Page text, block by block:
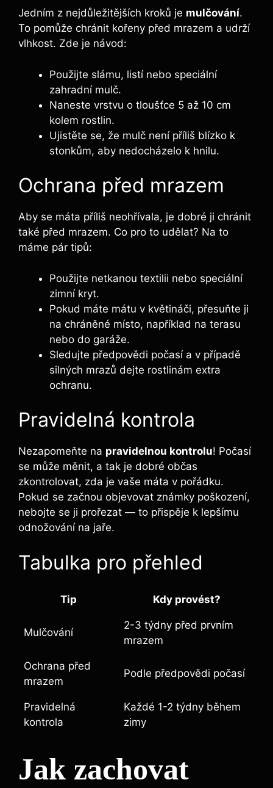
Jedním z nejdůležitějších kroků je mulčování.
To pomůže chránit kořeny před mrazem a udrží
vlhkost. Zde je návod:
Použijte slámu, listí nebo speciální
zahradní mulč.
Naneste vrstvu o tloušťce 5 až 10 cm
kolem rostlin.
Ujistěte se, že mulč není příliš blízko k
stonkům, aby nedocházelo k hnilu.
Ochrana před mrazem
Aby se máta příliš neohřívala, je dobré ji chránit
také před mrazem. Co pro to udělat? Na to
máme pár tipů:
Použijte netkanou textilii nebo speciální
zimní kryt.
Pokud máte mátu v květináči, přesuňte ji
na chráněné místo, například na terasu
nebo do garáže.
Sledujte předpovědi počasí a v případě
silných mrazů dejte rostlinám extra
ochranu.
Pravidelná kontrola
Nezapomeňte na pravidelnou kontrolu! Počasí
se může měnit, a tak je dobré občas
zkontrolovat, zda je vaše máta v pořádku.
Pokud se začnou objevovat známky poškození,
nebojte se ji prořezat — to přispěje k lepšímu
odnožování na jaře.
Tabulka pro přehled
Tip Kdy provést?
Mulčování
2-3 týdny před prvním
mrazem
Ochrana před
mrazem
Podle předpovědi počasí
Pravidelná
kontrola
Každé 1-2 týdny během
zimy
Jak zachovat